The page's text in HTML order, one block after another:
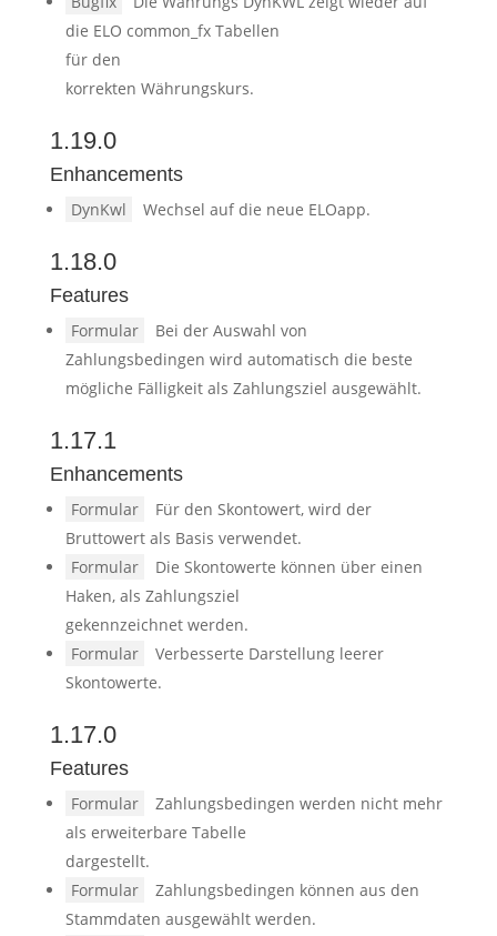
die ELO common_fx Tabellen
für den
korrekten Währungskurs.
1.19.0
Enhancements
DynKwl Wechsel auf die neue ELOapp.
1.18.0
Features
Formular
Bei der Auswahl von
Zahlungsbedingen wird automatisch die beste
mögliche Fälligkeit als Zahlungsziel ausgewählt.
1.17.1
Enhancements
Formular
Für den Skontowert, wird der
Bruttowert als Basis verwendet.
Formular
Die Skontowerte können über einen
Haken, als Zahlungsziel
gekennzeichnet werden.
Formular
Verbesserte Darstellung leerer
Skontowerte.
1.17.0
Features
Formular
Zahlungsbedingen werden nicht mehr
als erweiterbare Tabelle
dargestellt.
Formular
Zahlungsbedingen können aus den
Stammdaten ausgewählt werden.